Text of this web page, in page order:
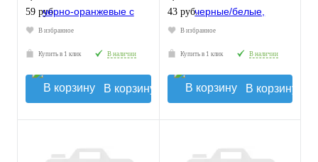
59 руб.
В избранное
Купить в 1 клик В наличии
В корзину
43 руб.
В избранное
Купить в 1 клик В наличии
В корзину